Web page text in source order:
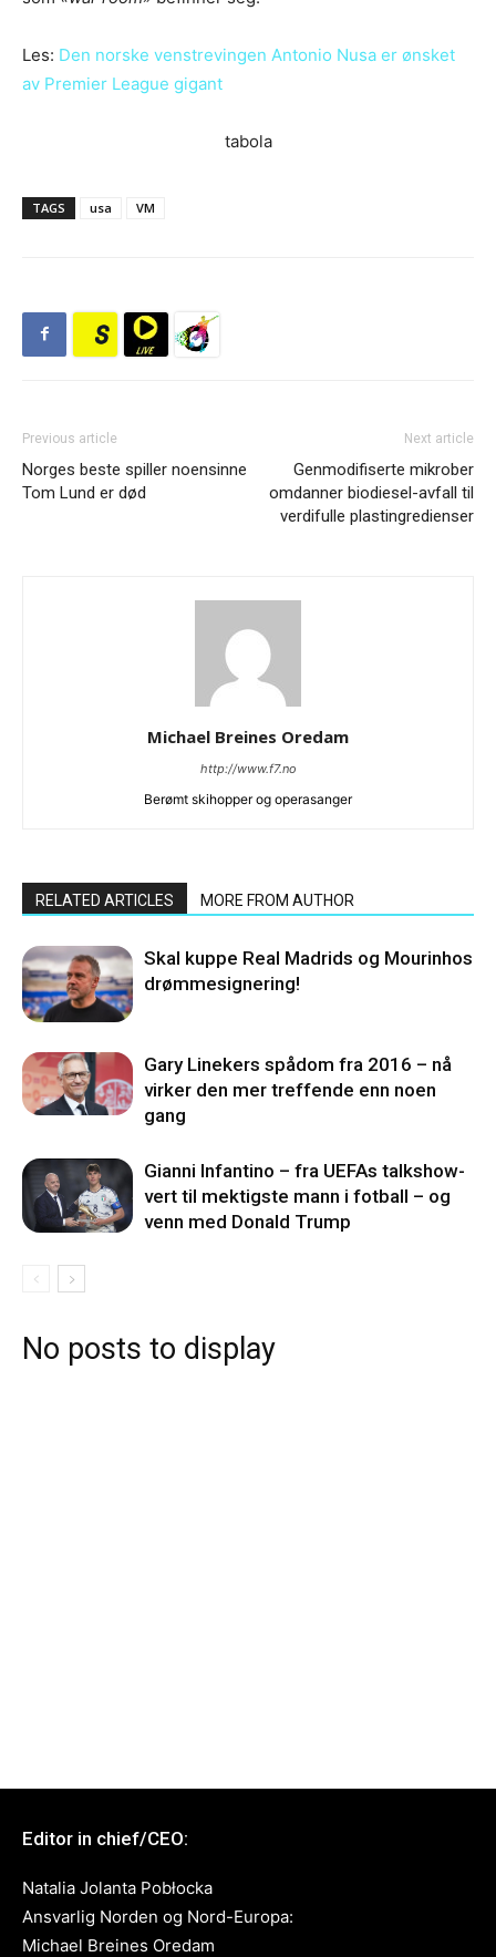
Les: Den norske venstrevingen Antonio Nusa er ønsket
av Premier League gigant
tabola
TAGS usa VM
Previous article
Norges beste spiller noensinne
Tom Lund er død
Next article
Genmodifiserte mikrober
omdanner biodiesel-avfall til
verdifulle plastingredienser
Michael Breines Oredam
http://www.f7.no
Berømt skihopper og operasanger
RELATED ARTICLES MORE FROM AUTHOR
Skal kuppe Real Madrids og Mourinhos
drømmesignering!
Gary Linekers spådom fra 2016 – nå
virker den mer treffende enn noen
gang
Gianni Infantino – fra UEFAs talkshow-
vert til mektigste mann i fotball – og
venn med Donald Trump
No posts to display
Editor in chief/CEO:
Natalia Jolanta Pobłocka
Ansvarlig Norden og Nord-Europa:
Michael Breines Oredam